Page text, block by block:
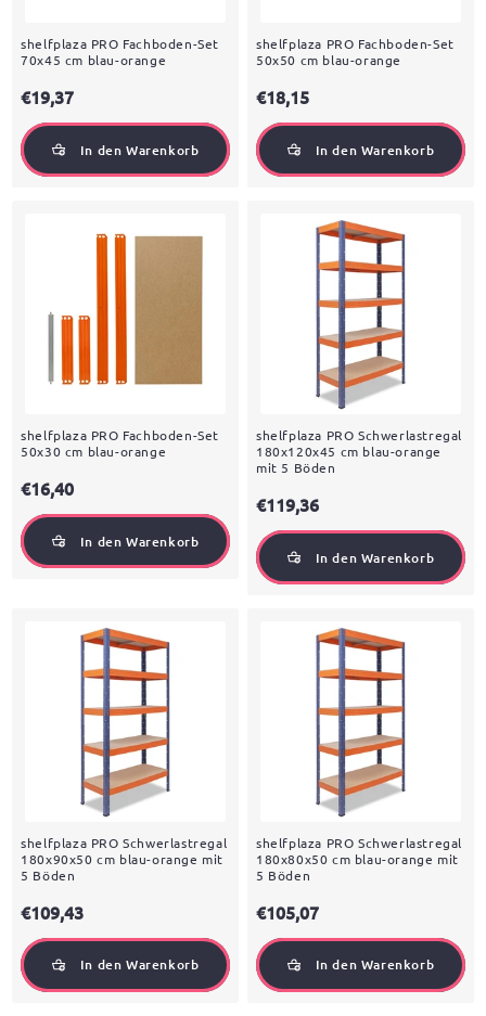
shelfplaza PRO Fachboden-Set
70x45 cm blau-orange
€19,37
In den Warenkorb
shelfplaza PRO Fachboden-Set
50x50 cm blau-orange
€18,15
In den Warenkorb
shelfplaza PRO Fachboden-Set
50x30 cm blau-orange
€16,40
In den Warenkorb
shelfplaza PRO Schwerlastregal
180x120x45 cm blau-orange
mit 5 Böden
€119,36
In den Warenkorb
shelfplaza PRO Schwerlastregal
180x90x50 cm blau-orange mit
5 Böden
€109,43
In den Warenkorb
shelfplaza PRO Schwerlastregal
180x80x50 cm blau-orange mit
5 Böden
€105,07
In den Warenkorb